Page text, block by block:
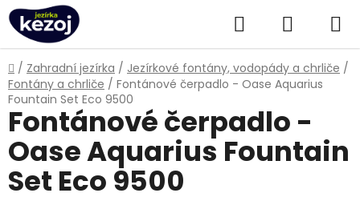
Přejít
na
obsah
Hledat
KOŠÍK
Domů
/ Zahradní jezírka / Jezírkové fontány, vodopády a chrliče /
Fontány a chrliče / Fontánové čerpadlo - Oase Aquarius
Fountain Set Eco 9500
Fontánové čerpadlo -
Oase Aquarius Fountain
Set Eco 9500